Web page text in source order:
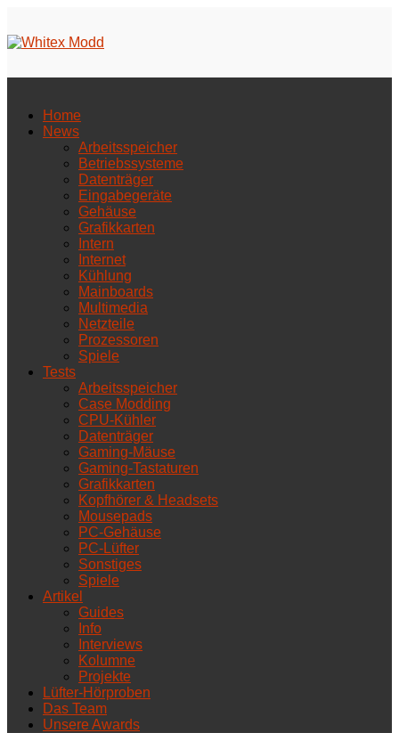
Home
News
Arbeitsspeicher
Betriebssysteme
Datenträger
Eingabegeräte
Gehäuse
Grafikkarten
Intern
Internet
Kühlung
Mainboards
Multimedia
Netzteile
Prozessoren
Spiele
Tests
Arbeitsspeicher
Case Modding
CPU-Kühler
Datenträger
Gaming-Mäuse
Gaming-Tastaturen
Grafikkarten
Kopfhörer & Headsets
Mousepads
PC-Gehäuse
PC-Lüfter
Sonstiges
Spiele
Artikel
Guides
Info
Interviews
Kolumne
Projekte
Lüfter-Hörproben
Das Team
Unsere Awards